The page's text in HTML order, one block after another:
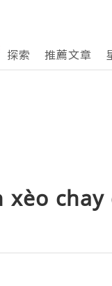
探索 推薦文章
xèo